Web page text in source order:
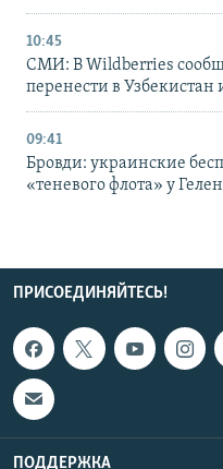
10:45
СМИ: В Wildberries
перенести в Узбекистан
09:41
Бровди: украинские
«теневого флота» у
ПРИСОЕДИНЯЙТЕСЬ!
ПОДДЕРЖКА